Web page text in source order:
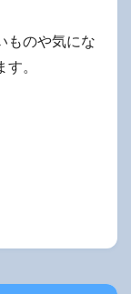
ものや気にな
。